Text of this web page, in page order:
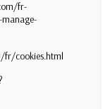
fr-
cookies.html